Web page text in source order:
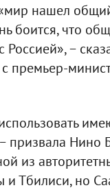
нашел
боится, что
−
премьер-
призвала Нино
из
Тбилиси, но